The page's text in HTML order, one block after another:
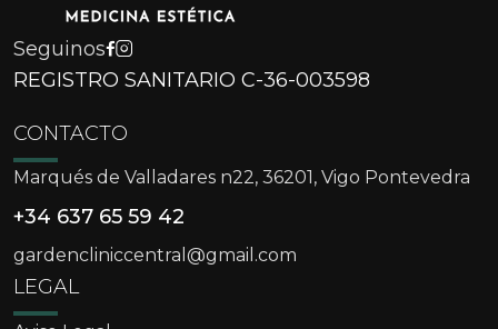
Seguinos
REGISTRO SANITARIO C-36-003598
LEGAL
CONTACTO
Marqués de Valladares n22, 36201, Vigo Pontevedra
+34 637 65 59 42
gardencliniccentral@gmail.com